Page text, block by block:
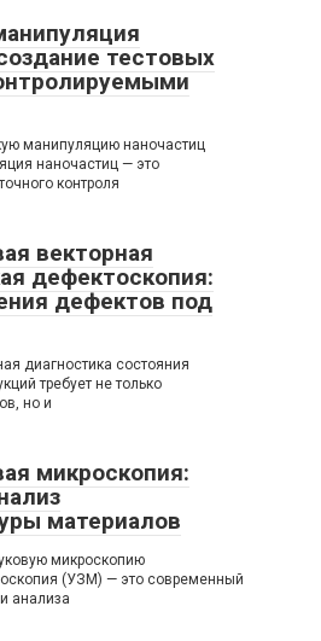
тестовых
манипуляцию наночастиц
наночастиц — это
контроля
векторная
дефектоскопия:
дефектов под
диагностика состояния
требует не только
но и
микроскопия:
материалов
микроскопию
(УЗМ) — это современный
анализа